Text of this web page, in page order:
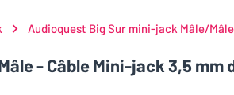
Audioquest Big Sur mini-jack Mâle/Mâle
- Câble Mini-jack 3,5 mm